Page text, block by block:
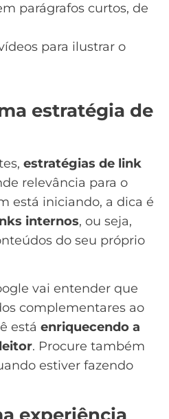
parágrafos curtos, de
para ilustrar o
estratégia de
estratégias de link
relevância para o
está iniciando, a dica é
internos, ou seja,
do seu próprio
vai entender que
complementares ao
está enriquecendo a
. Procure também
estiver fazendo